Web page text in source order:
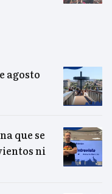
agosto
que se
ni